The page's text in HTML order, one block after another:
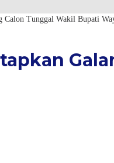
Calon Tunggal Wakil Bupati